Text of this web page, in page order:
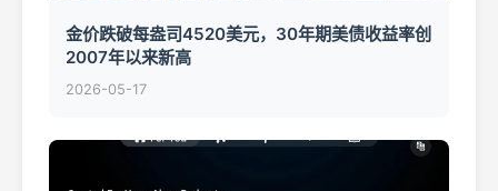
金价跌破每盎司4520美元，30年期美债收益率创
2007年以来新高
2026-05-17